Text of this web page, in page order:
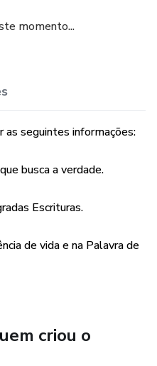
momento...
seguintes informações:
busca a verdade.
Escrituras.
de vida e na Palavra de
criou o